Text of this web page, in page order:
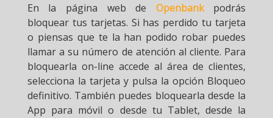
En la página web de Openbankpodrás
bloquear tus tarjetas. Si has perdido tu tarjeta
o piensas que te la han podido robar puedes
llamar a su número de atención al cliente. Para
bloquearla on-line accede al área de clientes,
selecciona la tarjeta y pulsa la opción Bloqueo
definitivo. También puedes bloquearla desde la
App para móvil o desde tu Tablet, desde la